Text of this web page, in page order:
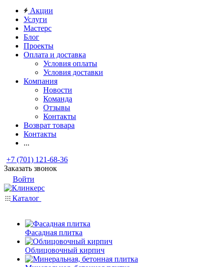
Акции
Услуги
Мастерс
Блог
Проекты
Оплата и доставка
Условия оплаты
Условия доставки
Компания
Новости
Команда
Отзывы
Контакты
Возврат товара
Контакты
...
+7 (701) 121-68-36
Заказать звонок
Войти
Каталог
Фасадная плитка
Облицовочный кирпич